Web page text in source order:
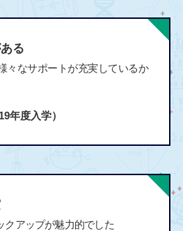
る
々なサポートが充実しているか
年度入学）
クアップが魅力的でした